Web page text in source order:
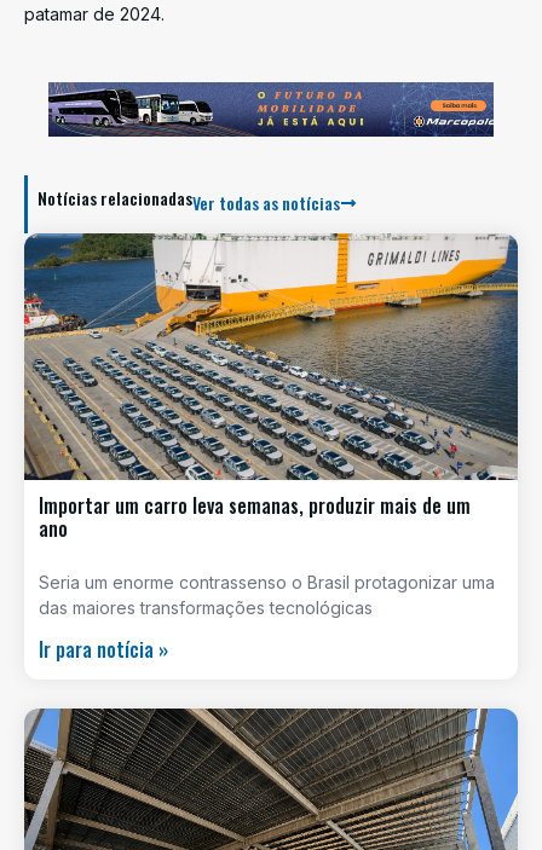
patamar de 2024.
Notícias relacionadasVer todas as notícias
Importar um carro leva semanas, produzir mais de um
ano
Seria um enorme contrassenso o Brasil protagonizar uma
das maiores transformações tecnológicas
Ir para notícia »